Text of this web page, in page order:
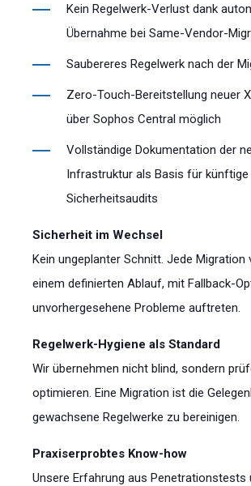
Kein Regelwerk-Verlust dank
Übernahme bei Same-Vendor-
Saubereres Regelwerk nach der
Zero-Touch-Bereitstellung neuer
über Sophos Central möglich
Vollständige Dokumentation der
Infrastruktur als Basis für künftige
Sicherheitsaudits
Sicherheit im Wechsel
Kein ungeplanter Schnitt. Jede Migration
einem definierten Ablauf, mit Fallback-
unvorhergesehene Probleme auftreten.
Regelwerk-Hygiene als Standard
Wir übernehmen nicht blind, sondern
optimieren. Eine Migration ist die
gewachsene Regelwerke zu bereinigen.
Praxiserprobtes Know-how
Unsere Erfahrung aus Penetrationstests